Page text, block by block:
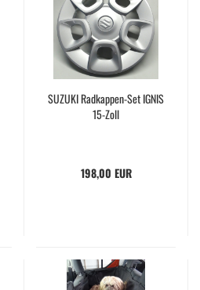
SUZUKI Radkappen-Set IGNIS
15-Zoll
198,00 EUR